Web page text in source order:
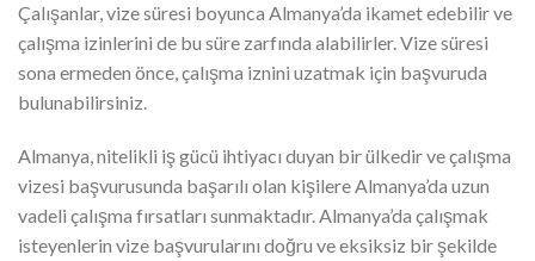
Çalışanlar, vize süresi boyunca Almanya’da ikamet edebilir ve
çalışma izinlerini de bu süre zarfında alabilirler. Vize süresi
sona ermeden önce, çalışma iznini uzatmak için başvuruda
bulunabilirsiniz.
Almanya, nitelikli iş gücü ihtiyacı duyan bir ülkedir ve çalışma
vizesi başvurusunda başarılı olan kişilere Almanya’da uzun
vadeli çalışma fırsatları sunmaktadır. Almanya’da çalışmak
isteyenlerin vize başvurularını doğru ve eksiksiz bir şekilde